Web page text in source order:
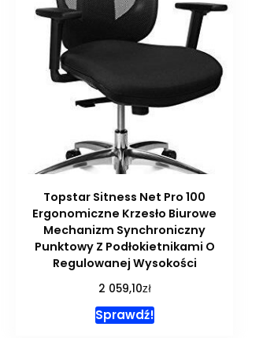
Topstar Sitness Net Pro 100
Ergonomiczne Krzesło Biurowe
Mechanizm Synchroniczny
Punktowy Z Podłokietnikami O
Regulowanej Wysokości
2 059,10zł
Sprawdź!